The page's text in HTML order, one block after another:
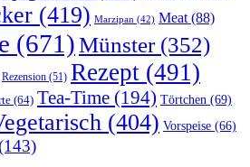
(419) Marzipan (42) Meat(88)
(671)Münster(352)
Rezension (51) Rezept (491)
(64) Tea-Time (194) Törtchen (69)
(404) Vorspeise (66)